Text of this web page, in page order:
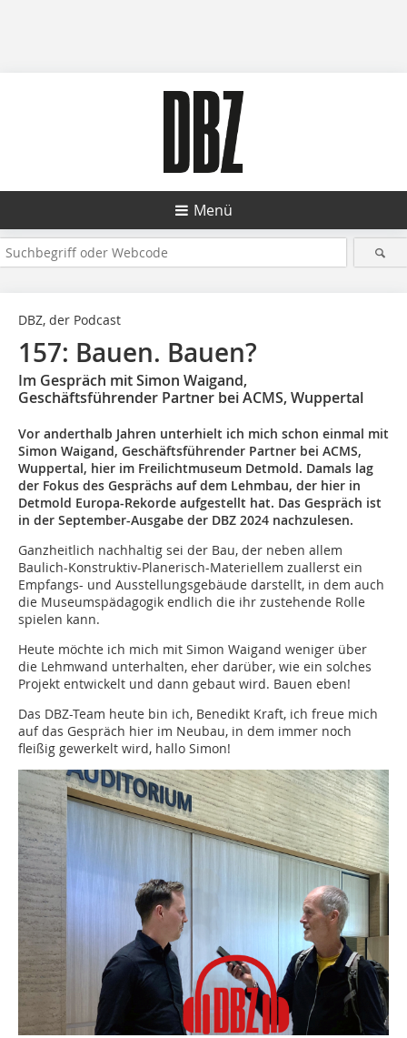
Menü
DBZ, der Podcast
157: Bauen. Bauen?
Im Gespräch mit Simon Waigand,
Geschäftsführender Partner bei ACMS, Wuppertal
Vor anderthalb Jahren unterhielt ich mich schon einmal mit
Simon Waigand, Geschäftsführender Partner bei ACMS,
Wuppertal, hier im Freilichtmuseum Detmold. Damals lag
der Fokus des Gesprächs auf dem Lehmbau, der hier in
Detmold Europa-Rekorde aufgestellt hat. Das Gespräch ist
in der September-Ausgabe der DBZ 2024 nachzulesen.
Ganzheitlich nachhaltig sei der Bau, der neben allem
Baulich-Konstruktiv-Planerisch-Materiellem zuallerst ein
Empfangs- und Ausstellungsgebäude darstellt, in dem auch
die Museumspädagogik endlich die ihr zustehende Rolle
spielen kann.
Heute möchte ich mich mit Simon Waigand weniger über
die Lehmwand unterhalten, eher darüber, wie ein solches
Projekt entwickelt und dann gebaut wird. Bauen eben!
Das DBZ-Team heute bin ich, Benedikt Kraft, ich freue mich
auf das Gespräch hier im Neubau, in dem immer noch
fleißig gewerkelt wird, hallo Simon!